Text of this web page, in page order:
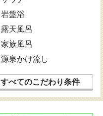
岩盤浴
露天風呂
家族風呂
源泉かけ流し
すべてのこだわり条件